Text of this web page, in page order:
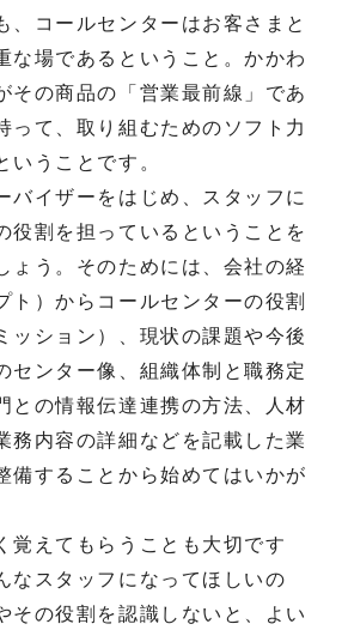
、コールセンターはお客さまと
な場であるということ。かかわ
その商品の「営業最前線」であ
って、取り組むためのソフト力
いうことです。
イザーをはじめ、スタッフに
役割を担っているということを
ょう。そのためには、会社の経
ト）からコールセンターの役割
ッション）、現状の課題や今後
センター像、組織体制と職務定
との情報伝達連携の方法、人材
務内容の詳細などを記載した業
備することから始めてはいかが
えてもらうことも大切です
なスタッフになってほしいの
その役割を認識しないと、よい